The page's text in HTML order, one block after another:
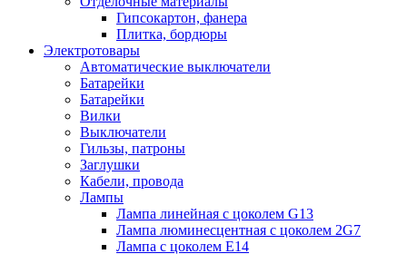
Гипсокартон, фанера
Плитка, бордюры
Электротовары
Автоматические выключатели
Батарейки
Батарейки
Вилки
Выключатели
Гильзы, патроны
Заглушки
Кабели, провода
Лампы
Лампа линейная с цоколем G13
Лампа люминесцентная с цоколем 2G7
Лампа с цоколем E14